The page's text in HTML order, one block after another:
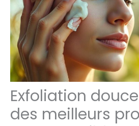
Exfoliation
des meilleurs